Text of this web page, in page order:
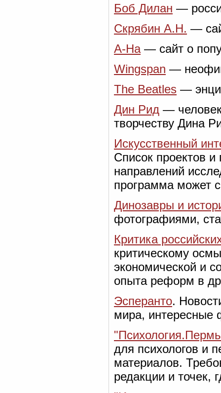
Боб Дилан —
Скрябин А.Н. —
A-Ha— сайт о
Wingspan —
The Beatles —
Дин Рид —
творчеству Дина
Искусственный
Список проектов и
направлений
программа может
Динозавры и
фотографиями,
Критика
критическому
экономической и
опыта реформ в
Эсперанто.
мира, интересные
для психологов и
материалов.
редакции и точек,